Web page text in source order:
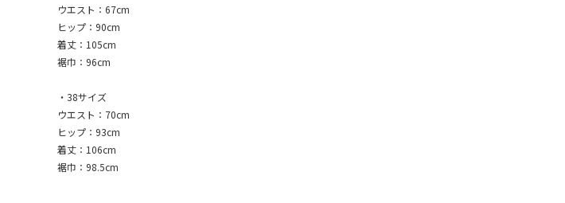
ウエスト：67cm
ヒップ：90cm
着丈：105cm
裾巾：96cm
・38サイズ
ウエスト：70cm
ヒップ：93cm
着丈：106cm
裾巾：98.5cm